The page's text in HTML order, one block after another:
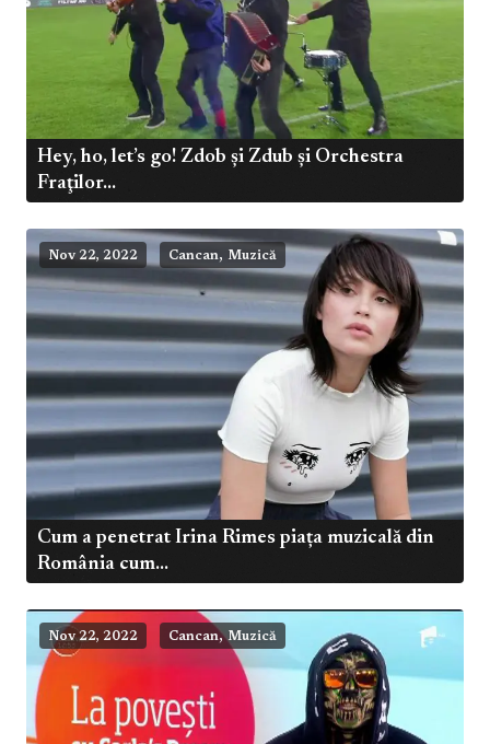
Hey, ho, let’s go! Zdob și Zdub și Orchestra
Fraţilor...
Nov 22, 2022 Cancan, Muzică
Cum a penetrat Irina Rimes piața muzicală din
România cum...
Nov 22, 2022 Cancan,Muzică